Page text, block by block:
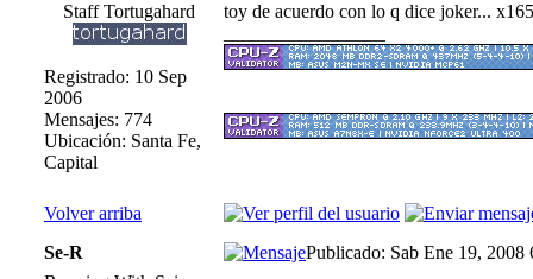
Staff Tortugahard
Registrado: 10 Sep
2006
Mensajes: 774
Ubicación: Santa Fe,
Capital
toy de acuerdo con lo q dice joker...
Volver arriba
Se-R
Publicado: Sab Ene 19, 2008